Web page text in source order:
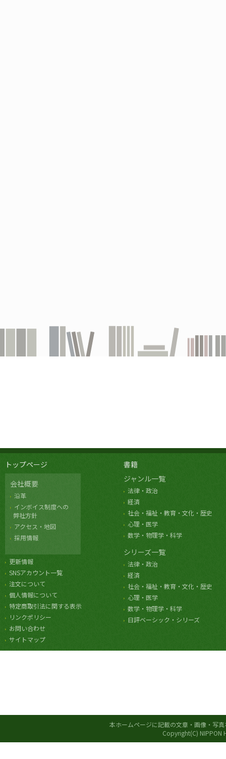
トップページ
会社概要
沿革
インボイス制度への
弊社方針
アクセス・地図
採用情報
更新情報
SNSアカウント一覧
注文について
個人情報について
特定商取引法に関する表示
リンクポリシー
お問い合わせ
サイトマップ
書籍
ジャンル一覧
法律・政治
経済
社会・福祉・教育・文化・歴史
心理・医学
数学・物理学・科学
シリーズ一覧
法律・政治
経済
社会・福祉・教育・文化・歴史
心理・医学
数学・物理学・科学
日評ベーシック・シリーズ
本ホームページに記載の文章・画像・写
Copyright(C) NIPPON